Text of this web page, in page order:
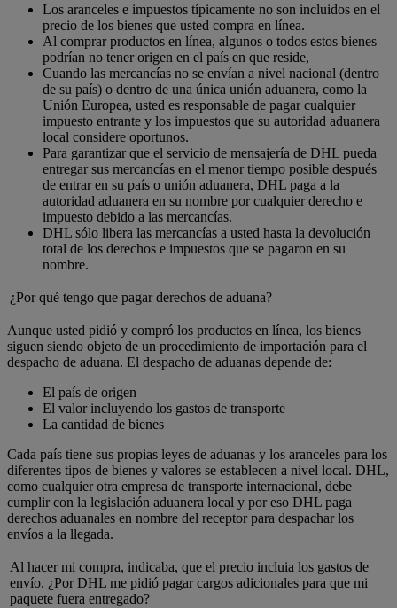
Los aranceles e impuestos típicamente no son incluidos en el
precio de los bienes que usted compra en línea.
Al comprar productos en línea, algunos o todos estos bienes
podrían no tener origen en el país en que reside,
Cuando las mercancías no se envían a nivel nacional (dentro
de su país) o dentro de una única unión aduanera, como la
Unión Europea, usted es responsable de pagar cualquier
impuesto entrante y los impuestos que su autoridad aduanera
local considere oportunos.
Para garantizar que el servicio de mensajería de DHL pueda
entregar sus mercancías en el menor tiempo posible después
de entrar en su país o unión aduanera, DHL paga a la
autoridad aduanera en su nombre por cualquier derecho e
impuesto debido a las mercancías.
DHL sólo libera las mercancías a usted hasta la devolución
total de los derechos e impuestos que se pagaron en su
nombre.
¿Por qué tengo que pagar derechos de aduana?
Aunque usted pidió y compró los productos en línea, los bienes
siguen siendo objeto de un procedimiento de importación para el
despacho de aduana. El despacho de aduanas depende de:
El país de origen
El valor incluyendo los gastos de transporte
La cantidad de bienes
Cada país tiene sus propias leyes de aduanas y los aranceles para los
diferentes tipos de bienes y valores se establecen a nivel local. DHL,
como cualquier otra empresa de transporte internacional, debe
cumplir con la legislación aduanera local y por eso DHL paga
derechos aduanales en nombre del receptor para despachar los
envíos a la llegada.
Al hacer mi compra, indicaba, que el precio incluia los gastos de
envío. ¿Por DHL me pidió pagar cargos adicionales para que mi
paquete fuera entregado?